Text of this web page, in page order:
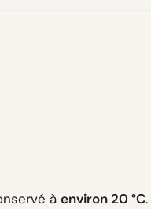
à environ 20 °C.